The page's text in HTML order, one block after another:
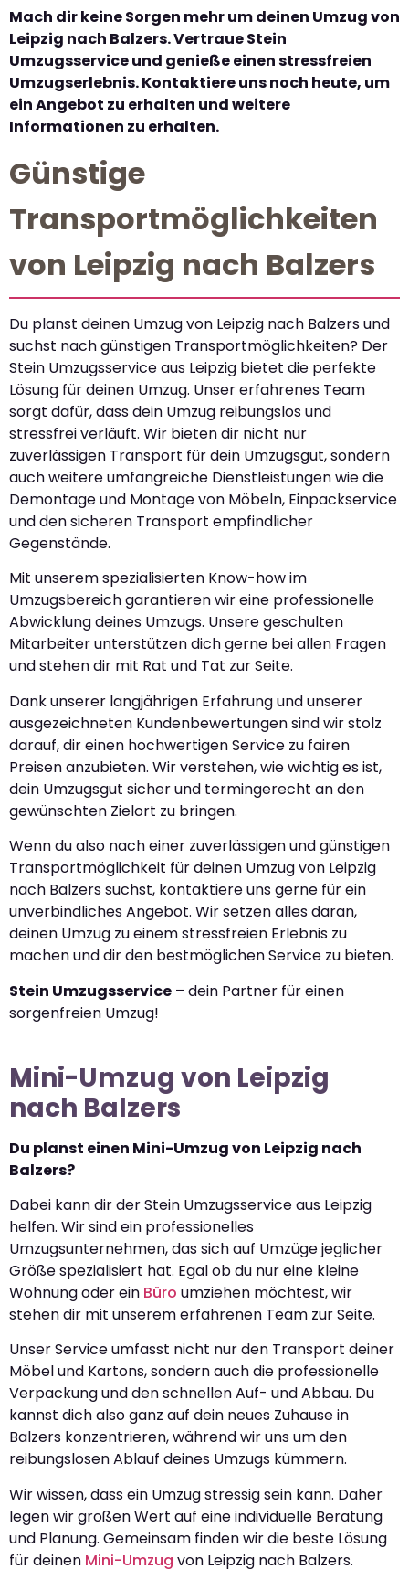
Mach dir keine Sorgen mehr um deinen Umzug von
Leipzig nach Balzers. Vertraue Stein
Umzugsservice und genieße einen stressfreien
Umzugserlebnis. Kontaktiere uns noch heute, um
ein Angebot zu erhalten und weitere
Informationen zu erhalten.
Günstige
Transportmöglichkeiten
von Leipzig nach Balzers
Du planst deinen Umzug von Leipzig nach Balzers und
suchst nach günstigen Transportmöglichkeiten? Der
Stein Umzugsservice aus Leipzig bietet die perfekte
Lösung für deinen Umzug. Unser erfahrenes Team
sorgt dafür, dass dein Umzug reibungslos und
stressfrei verläuft. Wir bieten dir nicht nur
zuverlässigen Transport für dein Umzugsgut, sondern
auch weitere umfangreiche Dienstleistungen wie die
Demontage und Montage von Möbeln, Einpackservice
und den sicheren Transport empfindlicher
Gegenstände.
Mit unserem spezialisierten Know-how im
Umzugsbereich garantieren wir eine professionelle
Abwicklung deines Umzugs. Unsere geschulten
Mitarbeiter unterstützen dich gerne bei allen Fragen
und stehen dir mit Rat und Tat zur Seite.
Dank unserer langjährigen Erfahrung und unserer
ausgezeichneten Kundenbewertungen sind wir stolz
darauf, dir einen hochwertigen Service zu fairen
Preisen anzubieten. Wir verstehen, wie wichtig es ist,
dein Umzugsgut sicher und termingerecht an den
gewünschten Zielort zu bringen.
Wenn du also nach einer zuverlässigen und günstigen
Transportmöglichkeit für deinen Umzug von Leipzig
nach Balzers suchst, kontaktiere uns gerne für ein
unverbindliches Angebot. Wir setzen alles daran,
deinen Umzug zu einem stressfreien Erlebnis zu
machen und dir den bestmöglichen Service zu bieten.
Stein Umzugsservice – dein Partner für einen
sorgenfreien Umzug!
Mini-Umzug von Leipzig
nach Balzers
Du planst einen Mini-Umzug von Leipzig nach
Balzers?
Dabei kann dir der Stein Umzugsservice aus Leipzig
helfen. Wir sind ein professionelles
Umzugsunternehmen, das sich auf Umzüge jeglicher
Größe spezialisiert hat. Egal ob du nur eine kleine
Wohnung oder ein Büro umziehen möchtest, wir
stehen dir mit unserem erfahrenen Team zur Seite.
Unser Service umfasst nicht nur den Transport deiner
Möbel und Kartons, sondern auch die professionelle
Verpackung und den schnellen Auf- und Abbau. Du
kannst dich also ganz auf dein neues Zuhause in
Balzers konzentrieren, während wir uns um den
reibungslosen Ablauf deines Umzugs kümmern.
Wir wissen, dass ein Umzug stressig sein kann. Daher
legen wir großen Wert auf eine individuelle Beratung
und Planung. Gemeinsam finden wir die beste Lösung
für deinen Mini-Umzug von Leipzig nach Balzers.